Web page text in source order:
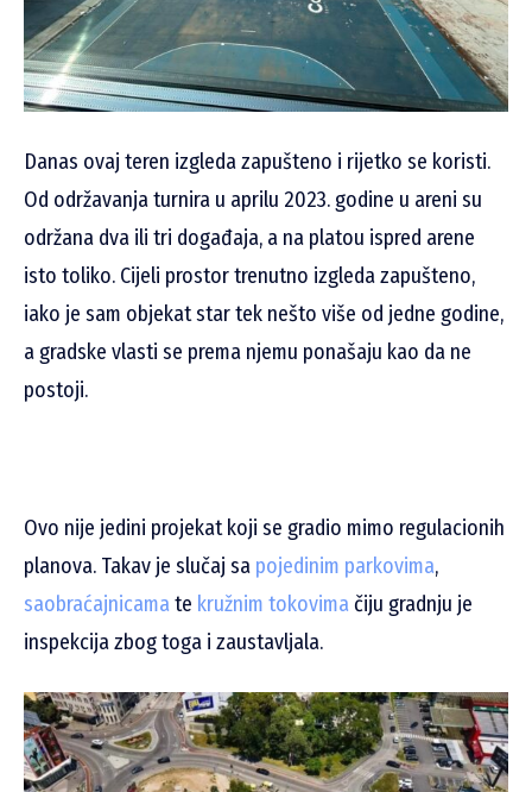
Danas ovaj teren izgleda zapušteno i rijetko se koristi.
Od održavanja turnira u aprilu 2023. godine u areni su
održana dva ili tri događaja, a na platou ispred arene
isto toliko. Cijeli prostor trenutno izgleda zapušteno,
iako je sam objekat star tek nešto više od jedne godine,
a gradske vlasti se prema njemu ponašaju kao da ne
postoji.
Ovo nije jedini projekat koji se gradio mimo regulacionih
planova. Takav je slučaj sa pojedinim parkovima,
saobraćajnicama te kružnim tokovima čiju gradnju je
inspekcija zbog toga i zaustavljala.